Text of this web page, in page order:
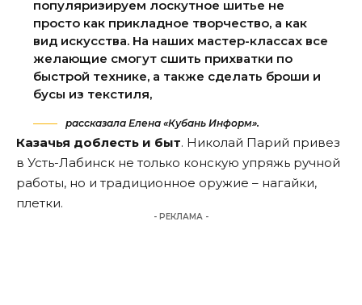
популяризируем лоскутное шитье не
просто как прикладное творчество, а как
вид искусства. На наших мастер-классах все
желающие смогут сшить прихватки по
быстрой технике, а также сделать броши и
бусы из текстиля,
рассказала Елена «Кубань Информ».
Казачья доблесть и быт. Николай Парий привез
в Усть-Лабинск не только конскую упряжь ручной
работы, но и традиционное оружие – нагайки,
плетки.
- РЕКЛАМА -